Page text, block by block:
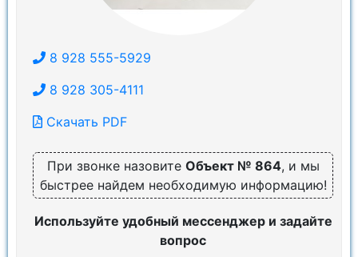
8 928 555-5929
8 928 305-4111
Скачать PDF
При звонке назовите Объект № 864, и мы
быстрее найдем необходимую информацию!
Используйте удобный мессенджер и задайте
вопрос